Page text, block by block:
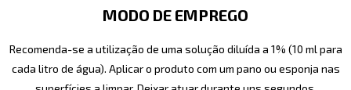
MODO DE EMPREGO
Recomenda-se a utilização de uma solução diluída a 1% (10 ml para
cada litro de água). Aplicar o produto com um pano ou esponja nas